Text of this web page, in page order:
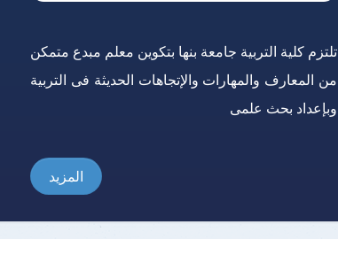
تلتزم كلية التربية جامعة بنها بتكوين معلم مبدع متمكن
من المعارف والمهارات والإتجاهات الحديثة فى التربية
وبإعداد بحث علمى
المزيد